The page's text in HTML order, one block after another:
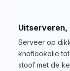
Uitserveren,
Serveer op
knoflookolie
stoof met de